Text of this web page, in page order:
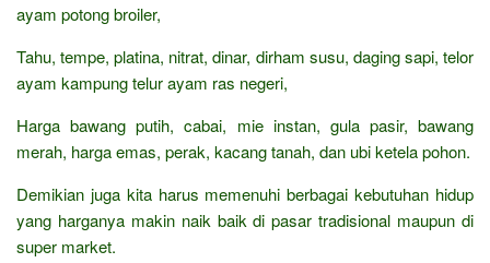
ayam potong broiler,
Tahu, tempe, platina, nitrat, dinar, dirham susu, daging sapi, telor
ayam kampung telur ayam ras negeri,
Harga bawang putih, cabai, mie instan, gula pasir, bawang
merah, harga emas, perak, kacang tanah, dan ubi ketela pohon.
Demikian juga kita harus memenuhi berbagai kebutuhan hidup
yang harganya makin naik baik di pasar tradisional maupun di
super market.